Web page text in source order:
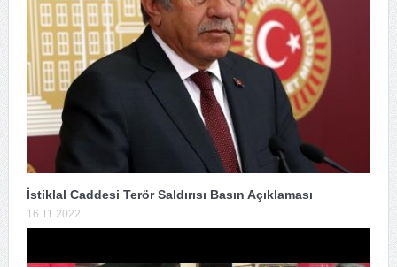
İstiklal Caddesi Terör Saldırısı Basın Açıklaması
16.11.2022